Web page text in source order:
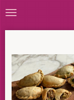
Ga
direct
hoofdinhoud